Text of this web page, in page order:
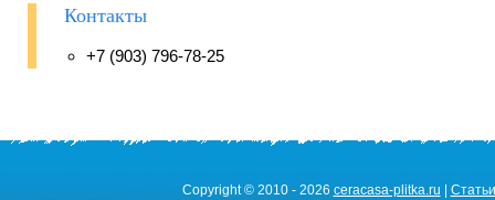
Контакты
+7 (903) 796-78-25
Copyright © 2010 - 2026 ceracasa-plitka.ru